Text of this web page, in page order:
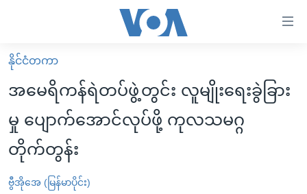
လွယ်ကူ
စေ
Link
များ
ပင်မ
မူလစာမျက်နှာ
မြန်မာ
ကမ္ဘာ့သတင်းများ
နိုင်ငံတကာ
ဗွီဒီယို
နိုင်ငံတကာ
အမေရိကန်ရဲတပ်ဖွဲ့တွင်း လူမျိုးရေးခွဲခြား
မှု ပျောက်အောင်လုပ်ဖို့ ကုလသမဂ္ဂ
တိုက်တွန်း
ဗွီအိုအေ (မြန်မာပိုင်း)